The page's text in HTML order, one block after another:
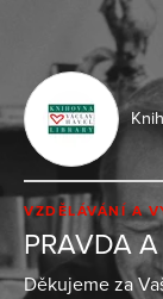
VZDĚLÁVÁNÍ A
PRAVDA
Děkujeme za